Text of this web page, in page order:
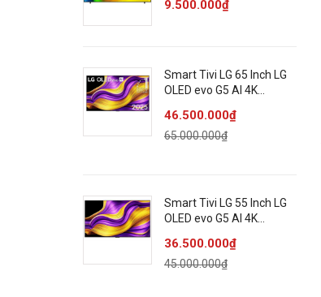
9.500.000₫
Smart Tivi LG 65 Inch LG
OLED evo G5 AI 4K
46.500.000₫
65.000.000₫
Smart Tivi LG 55 Inch LG
OLED evo G5 AI 4K
36.500.000₫
45.000.000₫